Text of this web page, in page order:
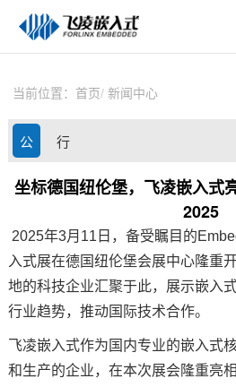
技术与支持
在线文档
方案定制
关于飞凌
天猫商城
淘宝商城
当前位置： 首页 新闻中心
公
司
态
行
业
讯
坐标德国纽伦堡，飞凌嵌入式
2025
2025年3月11日，备受瞩目的
入式展在德国纽伦堡会展中心隆重
地的科技企业汇聚于此，展示嵌入
行业趋势，推动国际技术合作‌。
飞凌嵌入式作为国内专业的嵌入式
和生产的企业，在本次展会隆重亮